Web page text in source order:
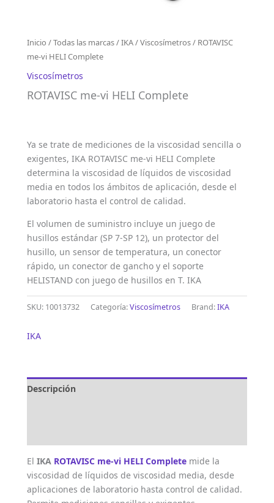
Inicio /Todas las marcas/IKA/Viscosímetros/ ROTAVISC
me-vi HELI Complete
Viscosímetros
ROTAVISC me-vi HELI Complete
Ya se trate de mediciones de la viscosidad sencilla o
exigentes, IKA ROTAVISC me-vi HELI Complete
determina la viscosidad de líquidos de viscosidad
media en todos los ámbitos de aplicación, desde el
laboratorio hasta el control de calidad.
El volumen de suministro incluye un juego de
husillos estándar (SP 7-SP 12), un protector del
husillo, un sensor de temperatura, un conector
rápido, un conector de gancho y el soporte
HELISTAND con juego de husillos en T. IKA
SKU: 10013732 Categoría:Viscosímetros Brand:IKA
IKA
Descripción
El IKA ROTAVISC me-vi HELI Complete mide la
viscosidad de líquidos de viscosidad media, desde
aplicaciones de laboratorio hasta control de calidad.